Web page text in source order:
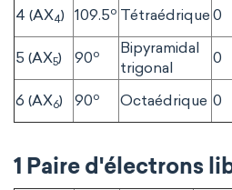
4 (AX4) 109.5o Tétraédrique 0
5 (AX5) 90o
Bipyramidal
trigonal
0
6 (AX6) 90o Octaédrique 0
1 Paire d'électrons